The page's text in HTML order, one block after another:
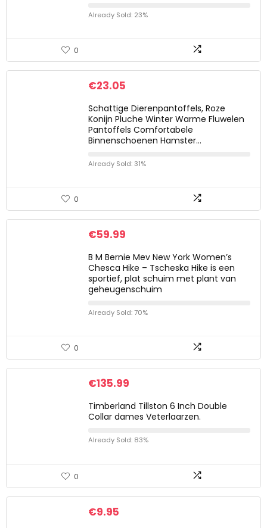
Already Sold: 23%
0
€23.05
Schattige Dierenpantoffels, Roze
Konijn Pluche Winter Warme Fluwelen
Pantoffels Comfortabele
Binnenschoenen Hamster…
Already Sold: 31%
0
€59.99
B M Bernie Mev New York Women’s
Chesca Hike – Tscheska Hike is een
sportief, plat schuim met plant van
geheugenschuim
Already Sold: 70%
0
€135.99
Timberland Tillston 6 Inch Double
Collar dames Veterlaarzen.
Already Sold: 83%
0
€9.95